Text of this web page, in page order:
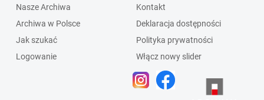
Nasze Archiwa
Archiwa w Polsce
Jak szukać
Logowanie
Kontakt
Deklaracja dostępności
Polityka prywatności
Włącz nowy slider